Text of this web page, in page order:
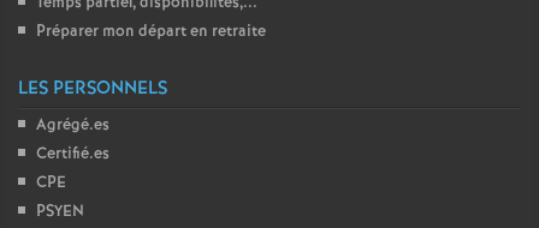
Préparer mon départ en retraite
LES PERSONNELS
Agrégé.es
Certifié.es
CPE
PSYEN